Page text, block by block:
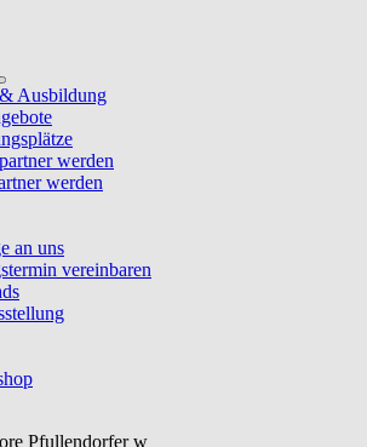
Ausbildung
werden
werden
an uns
vereinbaren